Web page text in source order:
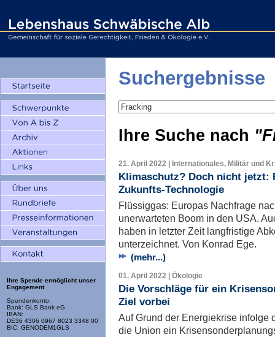
Ihre Spende ermöglicht unser
Engagement
Spendenkonto:
Bank: GLS Bank eG
IBAN:
DE36 4306 0967 8023 3348 00
BIC: GENODEM1GLS
Suchergebnisse
Ihre Suche nach
21. April 2022 | Internationales, Militär und
Klimaschutz? Doch nicht
Zukunfts-Technologie
Flüssiggas: Europas Nachfrage
unerwarteten Boom in den USA.
haben in letzter Zeit langfristige
unterzeichnet. Von Konrad Ege.
(mehr...)
01. April 2022 | Ökologie
Die Vorschläge für ein
Ziel vorbei
Auf Grund der Energiekrise infolge
die Union ein